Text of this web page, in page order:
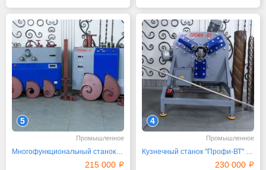
5
Промышленное
Многофункциональный станок "Профи-5"
215 000
4
Промышленное
Кузнечный станок "Профи-ВТ" «витая труба»
230 000